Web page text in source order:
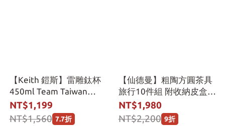
【Keith 鎧斯】雷雕鈦杯
450ml Team Taiwan
Ti3204
NT$1,199
NT$1,560 7.7折
【仙德曼】粗陶方圓茶具
旅行10件組 附收納皮盒
CT141
NT$1,980
NT$2,200 9折